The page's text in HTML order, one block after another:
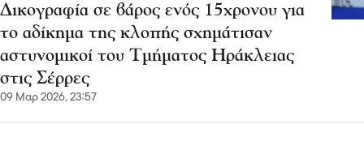
Δικογραφία σε βάρος ενός 15χρονου για
το αδίκημα της κλοπής σχημάτισαν
αστυνομικοί του Τμήματος Ηράκλειας
στις Σέρρες
09 Μαρ 2026, 23:57